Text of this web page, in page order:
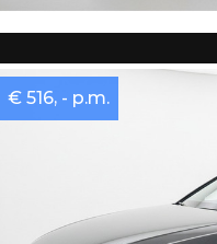
€ 516, - p.m.